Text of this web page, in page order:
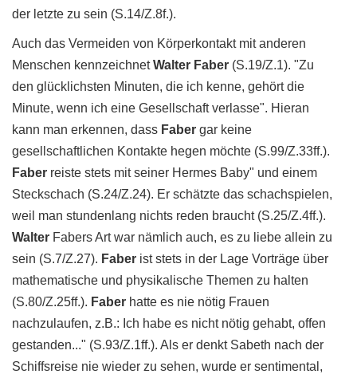
der letzte zu sein (S.14/Z.8f.).
Auch das Vermeiden von Körperkontakt mit anderen
Menschen kennzeichnetWalter Faber (S.19/Z.1). "Zu
den glücklichsten Minuten, die ich kenne, gehört die
Minute, wenn ich eine Gesellschaft verlasse". Hieran
kann man erkennen, dass Faber gar keine
gesellschaftlichen Kontakte hegen möchte (S.99/Z.33ff.).
Faber reiste stets mit seiner Hermes Baby" und einem
Steckschach (S.24/Z.24). Er schätzte das schachspielen,
weil man stundenlang nichts reden braucht (S.25/Z.4ff.).
Walter Fabers Art war nämlich auch, es zu liebe allein zu
sein (S.7/Z.27). Faber ist stets in der Lage Vorträge über
mathematische und physikalische Themen zu halten
(S.80/Z.25ff.). Faber hatte es nie nötig Frauen
nachzulaufen, z.B.: Ich habe es nicht nötig gehabt, offen
gestanden..." (S.93/Z.1ff.). Als er denkt Sabeth nach der
Schiffsreise nie wieder zu sehen, wurde er sentimental,